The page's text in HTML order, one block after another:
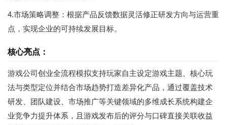
4.市场策略调整：根据产品反馈数据灵活修正研发方向与运营重
点，实现企业的可持续发展目标。
核心亮点：
游戏公司创业全流程模拟支持玩家自主设定游戏主题、核心玩
法与类型定位并结合市场趋势打造差异化产品，通过覆盖技术
研发、团队建设、市场推广等关键领域的多维成长系统构建企
业竞争力提升体系，且游戏发布后的评分与口碑直接关联收益